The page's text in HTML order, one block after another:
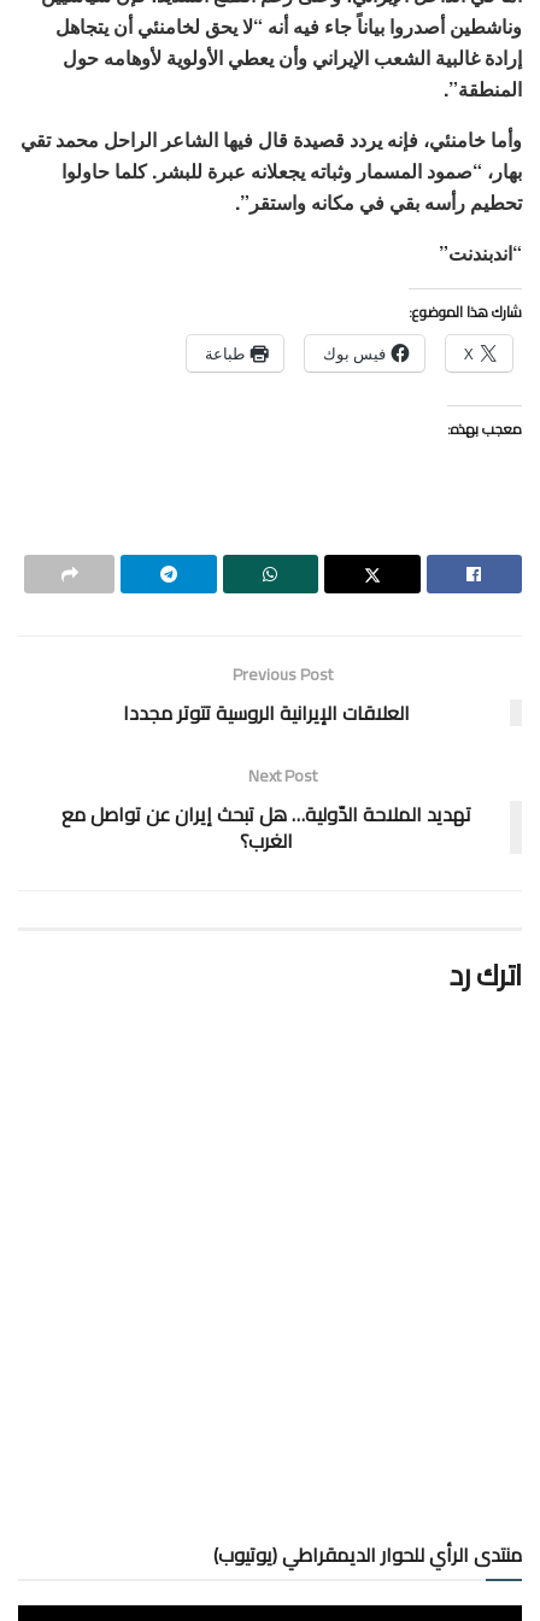
وناشطين أصدروا بياناً جاء فيه أنه “لا يحق لخامنئي أن يتجاهل
إرادة غالبية الشعب الإيراني وأن يعطي الأولوية لأوهامه حول
المنطقة”.
وأما خامنئي، فإنه يردد قصيدة قال فيها الشاعر الراحل محمد تقي
بهار، “صمود المسمار وثباته يجعلانه عبرة للبشر. كلما حاولوا
تحطيم رأسه بقي في مكانه واستقر”.
“اندبندنت”
شارك هذا الموضوع:
X فيس بوك طباعة
معجب بهذه:
Previous Post
العلاقات الإيرانية الروسية تتوتر مجددا
Next Post
تهديد الملاحة الدّولية… هل تبحث إيران عن تواصل مع
الغرب؟
اترك رد
منتدى الرأي للحوار الديمقراطي (يوتيوب)